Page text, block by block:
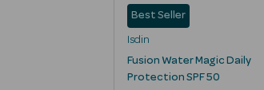
Best Seller
Isdin
Fusion Water Magic Daily
Protection SPF 50